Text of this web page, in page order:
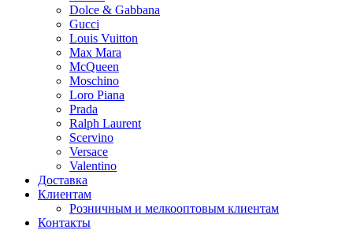
Dolce & Gabbana
Gucci
Louis Vuitton
Max Mara
McQueen
Moschino
Loro Piana
Prada
Ralph Laurent
Scervino
Versace
Valentino
Доставка
Клиентам
Розничным и мелкооптовым клиентам
Контакты